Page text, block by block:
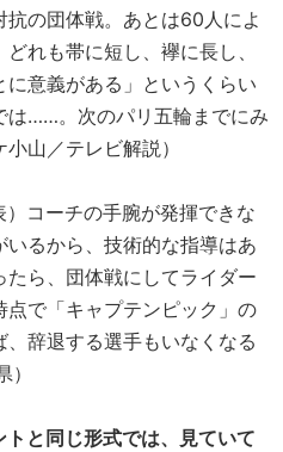
の団体戦。あとは60人によ
れも帯に短し、襷に長し、
意義がある」というくらい
は……。次のパリ五輪までにみ
山／テレビ解説）
コーチの手腕が発揮できな
るから、技術的な指導はあ
ら、団体戦にしてライダー
で「キャプテンピック」の
辞退する選手もいなくなる
と同じ形式では、見ていて